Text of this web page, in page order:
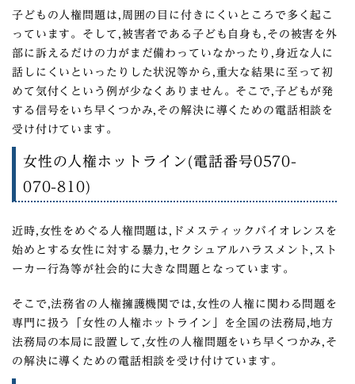
子どもの人権問題は,周囲の目に付きにくいところで多く起こ
っています。そして,被害者である子ども自身も,その被害を外
部に訴えるだけの力がまだ備わっていなかったり,身近な人に
話しにくいといったりした状況等から,重大な結果に至って初
めて気付くという例が少なくありません。そこで,子どもが発
する信号をいち早くつかみ,その解決に導くための電話相談を
受け付けています。
女性の人権ホットライン(電話番号0570-
070-810)
近時,女性をめぐる人権問題は,ドメスティックバイオレンスを
始めとする女性に対する暴力,セクシュアルハラスメント,スト
ーカー行為等が社会的に大きな問題となっています。
そこで,法務省の人権擁護機関では,女性の人権に関わる問題を
専門に扱う「女性の人権ホットライン」を全国の法務局,地方
法務局の本局に設置して,女性の人権問題をいち早くつかみ,そ
の解決に導くための電話相談を受け付けています。